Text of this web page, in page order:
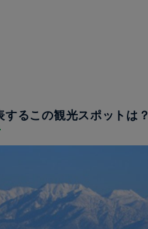
るこの観光スポットは？